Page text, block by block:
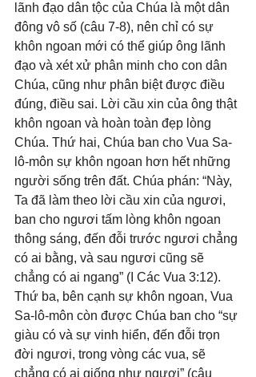
lãnh đạo dân tộc của Chúa là một dân
đông vô số (câu 7-8), nên chỉ có sự
khôn ngoan mới có thể giúp ông lãnh
đạo và xét xử phân minh cho con dân
Chúa, cũng như phân biệt được điều
đúng, điều sai. Lời cầu xin của ông thật
khôn ngoan và hoàn toàn đẹp lòng
Chúa. Thứ hai, Chúa ban cho Vua Sa-
lô-môn sự khôn ngoan hơn hết những
người sống trên đất. Chúa phán: “Này,
Ta đã làm theo lời cầu xin của ngươi,
ban cho ngươi tấm lòng khôn ngoan
thông sáng, đến đỗi trước ngươi chẳng
có ai bằng, và sau ngươi cũng sẽ
chẳng có ai ngang” (I Các Vua 3:12).
Thứ ba, bên cạnh sự khôn ngoan, Vua
Sa-lô-môn còn được Chúa ban cho “sự
giàu có và sự vinh hiển, đến đỗi trọn
đời ngươi, trong vòng các vua, sẽ
chẳng có ai giống như ngươi” (câu